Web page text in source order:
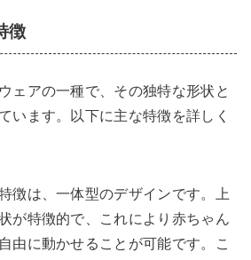
徴
ェアの一種で、その独特な形状と
います。以下に主な特徴を詳しく
徴は、一体型のデザインです。上
が特徴的で、これにより赤ちゃん
由に動かせることが可能です。こ